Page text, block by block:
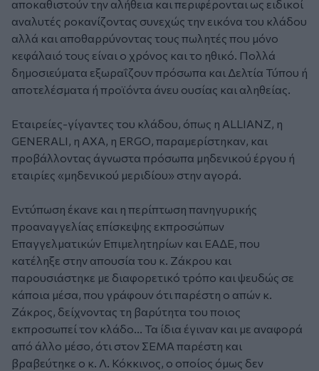
αποκαθιστούν την αλήθεια και περιφέρονται ως ειδικοί
αναλυτές ροκανίζοντας συνεχώς την εικόνα του κλάδου
αλλά και αποθαρρύνοντας τους πωλητές που μόνο
κεφάλαιό τους είναι ο χρόνος και το ηθικό. Πολλά
δημοσιεύματα εξωραΐζουν πρόσωπα και Δελτία Τύπου ή
αποτελέσματα ή προϊόντα άνευ ουσίας και αληθείας.
Εταιρείες-γίγαντες του κλάδου, όπως η ALLIANZ, η
GENERALI, η AXA, η ERGO, παραμερίστηκαν, και
προβάλλοντας άγνωστα πρόσωπα μηδενικού έργου ή
εταιρίες «μηδενικού μεριδίου» στην αγορά.
Εντύπωση έκανε και η περίπτωση πανηγυρικής
προαναγγελίας επίσκεψης εκπροσώπων
Επαγγελματικών Επιμελητηρίων και ΕΑΔΕ, που
κατέληξε στην απουσία του κ. Ζάκρου και
παρουσιάστηκε με διαφορετικό τρόπο και ψευδώς σε
κάποια μέσα, που γράφουν ότι παρέστη ο απών κ.
Ζάκρος, δείχνοντας τη βαρύτητα του ποιος
εκπροσωπεί τον κλάδο... Τα ίδια έγιναν και με αναφορά
από άλλο μέσο, ότι στον ΣΕΜΑ παρέστη και
βραβεύτηκε ο κ. Λ. Κόκκινος, ο οποίος όμως δεν